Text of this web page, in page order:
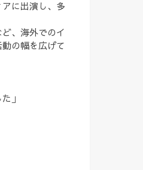
に出演し、多
、海外でのイ
の幅を広げて
」